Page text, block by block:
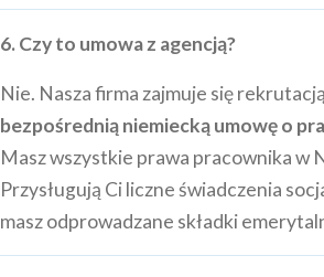
6. Czy to umowa z agencją?
Nie. Nasza firma zajmuje się
bezpośrednią niemiecką umowę o
Masz wszystkie prawa pracownika w
Przysługują Ci liczne świadczenia
masz odprowadzane składki